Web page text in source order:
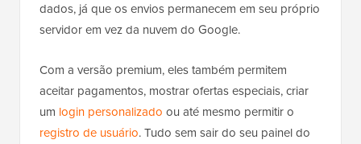
dados, já que os envios permanecem em seu próprio
servidor em vez da nuvem do Google.
Com a versão premium, eles também permitem
aceitar pagamentos, mostrar ofertas especiais, criar
um login personalizado ou até mesmo permitir o
registro de usuário. Tudo sem sair do seu painel do